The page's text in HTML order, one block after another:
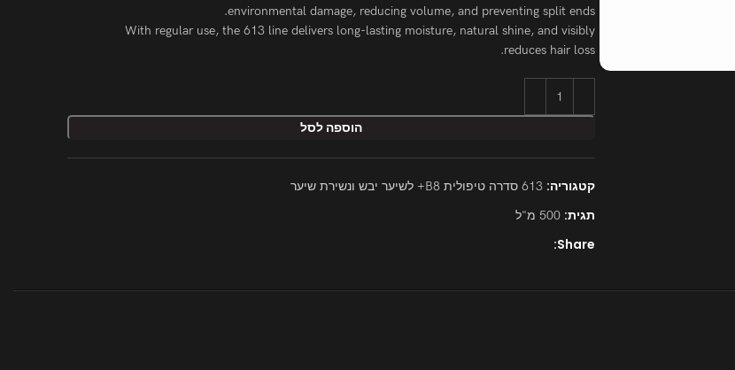
environmental damage, reducing volume, and preventing split ends.
With regular use, the 613 line delivers long-lasting moisture, natural shine, and visibly
reduces hair loss.
הוספה לסל
קטגוריה: 613 סדרה טיפולית B8+ לשיער יבש ונשירת שיער
תגית: 500 מ"ל
Share: